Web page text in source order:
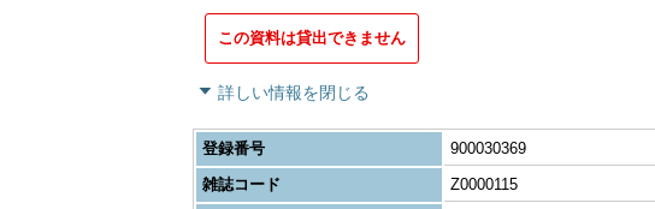
この資料は貸出できません
詳しい情報を閉じる
登録番号
900030369
雑誌コード
Z0000115